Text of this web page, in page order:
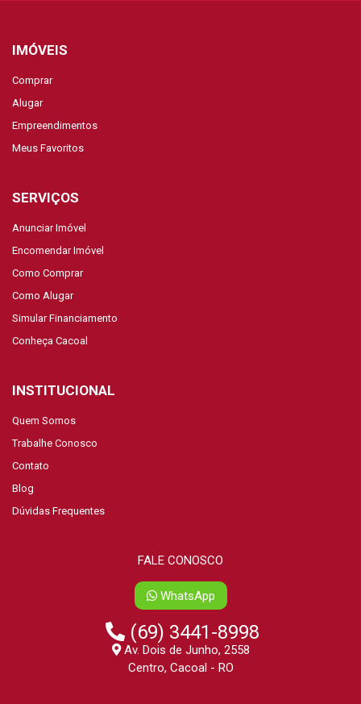
IMÓVEIS
Comprar
Alugar
Empreendimentos
Meus Favoritos
SERVIÇOS
Anunciar Imóvel
Encomendar Imóvel
Como Comprar
Como Alugar
Simular Financiamento
Conheça Cacoal
INSTITUCIONAL
Quem Somos
Trabalhe Conosco
Contato
Blog
Dúvidas Frequentes
FALE CONOSCO
WhatsApp
(69) 3441-8998
Av. Dois de Junho, 2558
Centro, Cacoal - RO